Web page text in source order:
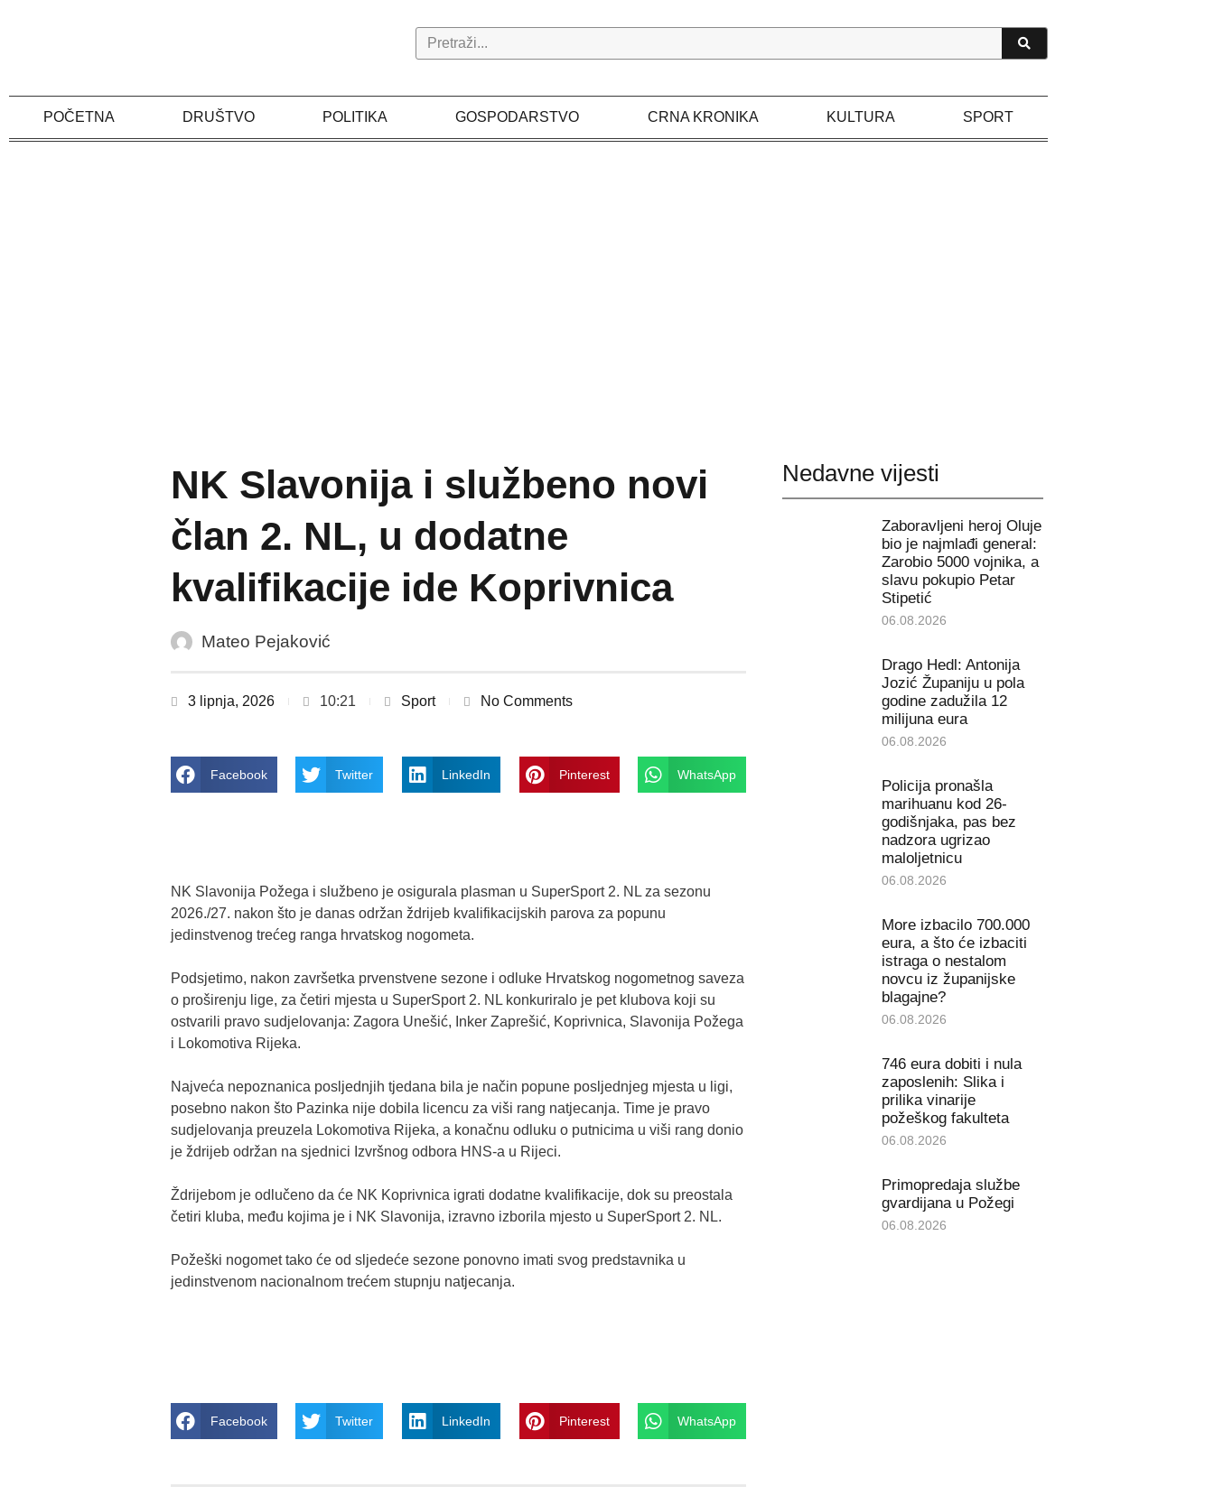
Search
POČETNA DRUŠTVO POLITIKA GOSPODARSTVO CRNA KRONIKA KULTURA SPORT
NK Slavonija i službeno novi
član 2. NL, u dodatne
kvalifikacije ide Koprivnica
Mateo Pejaković
3 lipnja, 2026 10:21 Sport No Comments
Facebook Twitter LinkedIn Pinterest WhatsApp
NK Slavonija Požega i službeno je osigurala plasman u SuperSport 2. NL za sezonu
2026./27. nakon što je danas održan ždrijeb kvalifikacijskih parova za popunu
jedinstvenog trećeg ranga hrvatskog nogometa.
Podsjetimo, nakon završetka prvenstvene sezone i odluke Hrvatskog nogometnog saveza
o proširenju lige, za četiri mjesta u SuperSport 2. NL konkuriralo je pet klubova koji su
ostvarili pravo sudjelovanja: Zagora Unešić, Inker Zaprešić, Koprivnica, Slavonija Požega
i Lokomotiva Rijeka.
Najveća nepoznanica posljednjih tjedana bila je način popune posljednjeg mjesta u ligi,
posebno nakon što Pazinka nije dobila licencu za viši rang natjecanja. Time je pravo
sudjelovanja preuzela Lokomotiva Rijeka, a konačnu odluku o putnicima u viši rang donio
je ždrijeb održan na sjednici Izvršnog odbora HNS-a u Rijeci.
Ždrijebom je odlučeno da će NK Koprivnica igrati dodatne kvalifikacije, dok su preostala
četiri kluba, među kojima je i NK Slavonija, izravno izborila mjesto u SuperSport 2. NL.
Požeški nogomet tako će od sljedeće sezone ponovno imati svog predstavnika u
jedinstvenom nacionalnom trećem stupnju natjecanja.
Facebook Twitter LinkedIn Pinterest WhatsApp
Nedavne vijesti
Zaboravljeni heroj Oluje
bio je najmlađi general:
Zarobio 5000 vojnika, a
slavu pokupio Petar
Stipetić
06.08.2026
Drago Hedl: Antonija
Jozić Županiju u pola
godine zadužila 12
milijuna eura
06.08.2026
Policija pronašla
marihuanu kod 26-
godišnjaka, pas bez
nadzora ugrizao
maloljetnicu
06.08.2026
More izbacilo 700.000
eura, a što će izbaciti
istraga o nestalom
novcu iz županijske
blagajne?
06.08.2026
746 eura dobiti i nula
zaposlenih: Slika i
prilika vinarije
požeškog fakulteta
06.08.2026
Primopredaja službe
gvardijana u Požegi
06.08.2026